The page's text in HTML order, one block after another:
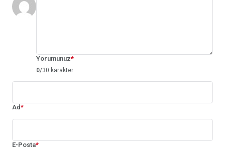
Yorumunuz*
0/30 karakter
Ad*
E-Posta*